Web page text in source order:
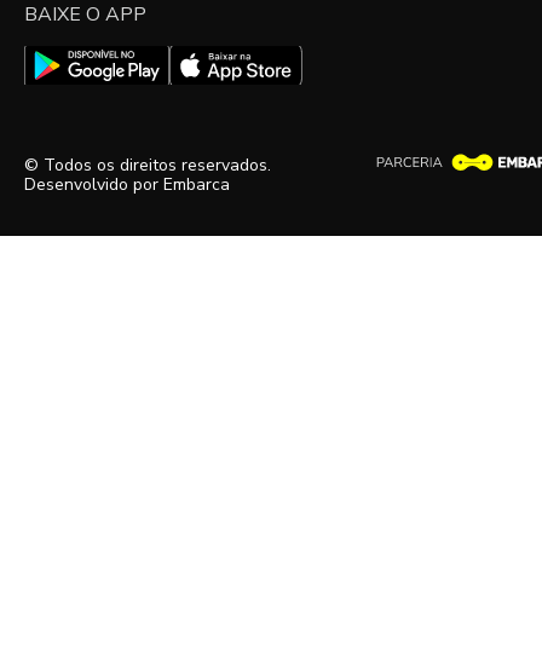
BAIXE O APP
© Todos os direitos reservados.
Desenvolvido por Embarca